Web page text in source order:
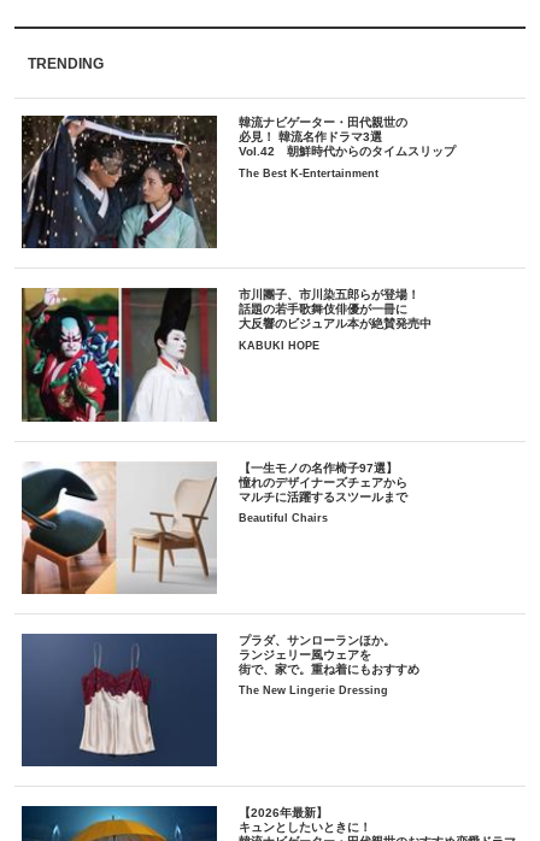
TRENDING
韓流ナビゲーター・田代親世の
必見！ 韓流名作ドラマ3選
Vol.42 朝鮮時代からのタイムスリップ
The Best K-Entertainment
市川團子、市川染五郎らが登場！
話題の若手歌舞伎俳優が一冊に
大反響のビジュアル本が絶賛発売中
KABUKI HOPE
【一生モノの名作椅子97選】
憧れのデザイナーズチェアから
マルチに活躍するスツールまで
Beautiful Chairs
プラダ、サンローランほか。
ランジェリー風ウェアを
街で、家で。重ね着にもおすすめ
The New Lingerie Dressing
【2026年最新】
キュンとしたいときに！